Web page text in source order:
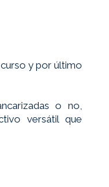
y por último
o no,
versátil que